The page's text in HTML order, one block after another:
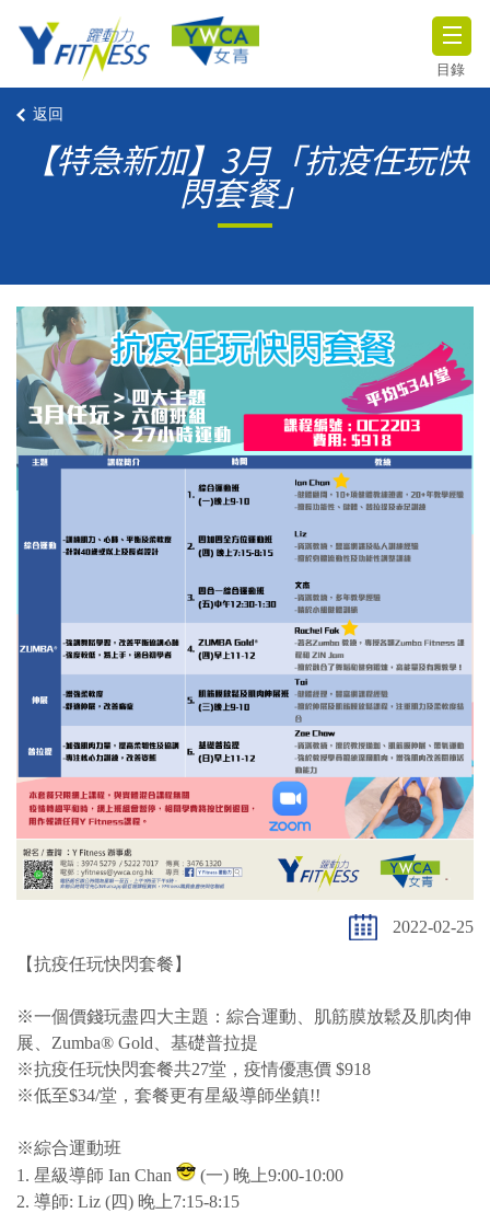
目錄
返回
【特急新加】3月「抗疫任玩快
閃套餐」
2022-02-25
【抗疫任玩快閃套餐】
※一個價錢玩盡四大主題：綜合運動、肌筋膜放鬆及肌肉伸
展、Zumba®️ Gold、基礎普拉提
※抗疫任玩快閃套餐共27堂，疫情優惠價 $918
※低至$34/堂，套餐更有星級導師坐鎮!!
※綜合運動班
1. 星級導師 Ian Chan
(一) 晚上9:00-10:00
2. 導師: Liz (四) 晚上7:15-8:15